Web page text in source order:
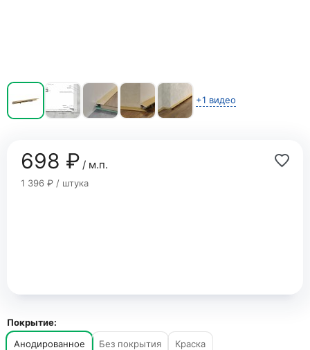
+1 видео
698 ₽/ м.п.
1 396 ₽ / штука
Покрытие:
Анодированное
Без покрытия Краска